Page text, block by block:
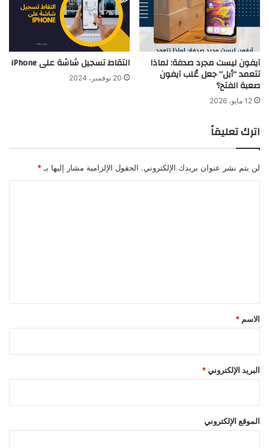
آيفون ليست مجرد صدفة: لماذا
تتعمد “أبل” جعل عُلب آيفون
صعبة الفتح؟
12 مايو، 2026
التقاط تسجيل شاشة على iPhone
20 نوفمبر، 2024
اترك تعليقاً
لن يتم نشر عنوان بريدك الإلكتروني. الحقول الإلزامية مشار إليها بـ *
*
الاسم *
البريد الإلكتروني *
الموقع الإلكتروني